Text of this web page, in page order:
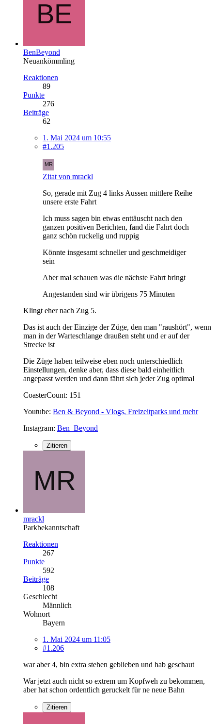
BenBeyond
Neuankömmling
Reaktionen
89
Punkte
276
Beiträge
62
1. Mai 2024 um 10:55
#1.205
Zitat von mrackl
So, gerade mit Zug 4 links Aussen mittlere Reihe
unsere erste Fahrt
Ich muss sagen bin etwas enttäuscht nach den
ganzen positiven Berichten, fand die Fahrt doch
ganz schön ruckelig und ruppig
Könnte insgesamt schneller und geschmeidiger
sein
Aber mal schauen was die nächste Fahrt bringt
Angestanden sind wir übrigens 75 Minuten
Klingt eher nach Zug 5.
Das ist auch der Einzige der Züge, den man "raushört", wenn
man in der Warteschlange draußen steht und er auf der
Strecke ist
Die Züge haben teilweise eben noch unterschiedlich
Einstellungen, denke aber, dass diese bald einheitlich
angepasst werden und dann fährt sich jeder Zug optimal
CoasterCount: 151
Youtube: Ben & Beyond - Vlogs, Freizeitparks und mehr
Instagram: Ben_Beyond
Zitieren
mrackl
Parkbekanntschaft
Reaktionen
267
Punkte
592
Beiträge
108
Geschlecht
Männlich
Wohnort
Bayern
1. Mai 2024 um 11:05
#1.206
war aber 4, bin extra stehen geblieben und hab geschaut
War jetzt auch nicht so extrem um Kopfweh zu bekommen,
aber hat schon ordentlich geruckelt für ne neue Bahn
Zitieren